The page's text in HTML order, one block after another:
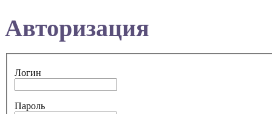
Авторизация
Логин
Пароль